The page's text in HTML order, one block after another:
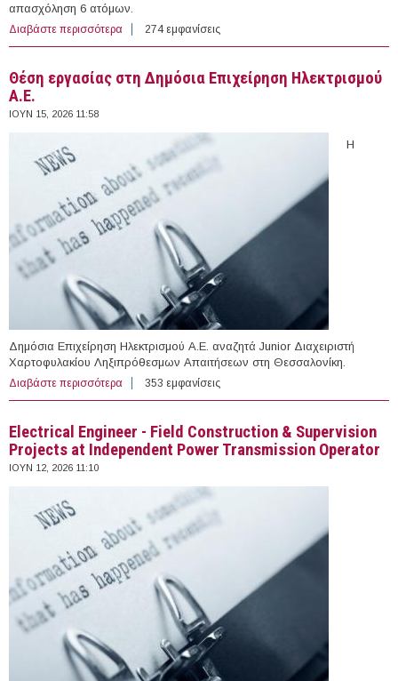
απασχόληση 6 ατόμων.
Διαβάστε περισσότερα για 6 άτομα στην Εφορεία Αρχαιοτήτων Πόλης Αθηνών
274 εμφανίσεις
Θέση εργασίας στη Δημόσια Επιχείρηση Ηλεκτρισμού
Α.Ε.
ΙΟΥΝ 15, 2026 11:58
Η
Δημόσια Επιχείρηση Ηλεκτρισμού Α.Ε. αναζητά Junior Διαχειριστή
Χαρτοφυλακίου Ληξιπρόθεσμων Απαιτήσεων στη Θεσσαλονίκη.
Διαβάστε περισσότερα για Θέση εργασίας στη Δημόσια Επιχείρηση
Ηλεκτρισμού Α.Ε.
353 εμφανίσεις
Electrical Engineer - Field Construction & Supervision
Projects at Independent Power Transmission Operator
ΙΟΥΝ 12, 2026 11:10